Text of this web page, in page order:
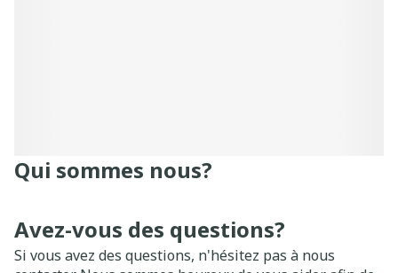
Qui sommes nous?
Avez-vous des questions?
Si vous avez des questions, n'hésitez pas à nous